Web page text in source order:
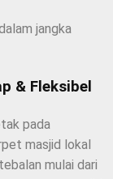
jangka
& Fleksibel
pada
masjid lokal
mulai dari